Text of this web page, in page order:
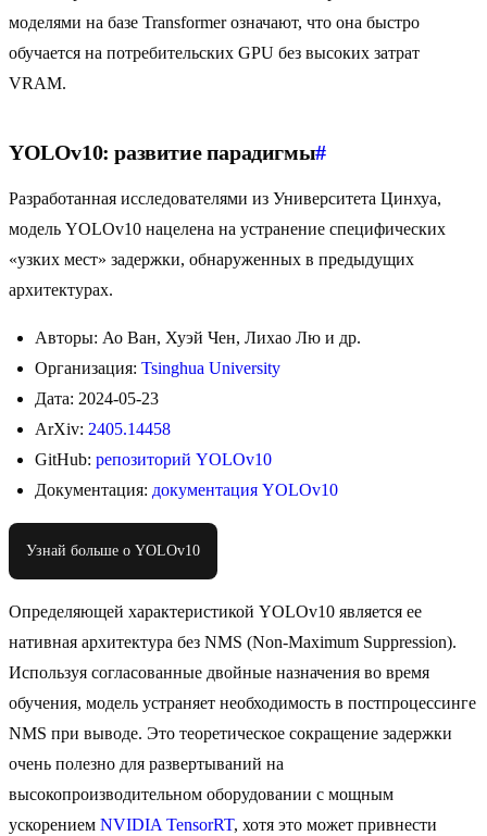
моделями на базе Transformer означают, что она быстро
обучается на потребительских GPU без высоких затрат
VRAM.
YOLOv10: развитие парадигмы#
Разработанная исследователями из Университета Цинхуа,
модель YOLOv10 нацелена на устранение специфических
«узких мест» задержки, обнаруженных в предыдущих
архитектурах.
Авторы: Ао Ван, Хуэй Чен, Лихао Лю и др.
Организация: Tsinghua University
Дата: 2024-05-23
ArXiv: 2405.14458
GitHub: репозиторий YOLOv10
Документация: документация YOLOv10
Узнай больше о YOLOv10
Определяющей характеристикой YOLOv10 является ее
нативная архитектура без NMS (Non-Maximum Suppression).
Используя согласованные двойные назначения во время
обучения, модель устраняет необходимость в постпроцессинге
NMS при выводе. Это теоретическое сокращение задержки
очень полезно для развертываний на
высокопроизводительном оборудовании с мощным
ускорением NVIDIA TensorRT, хотя это может привнести